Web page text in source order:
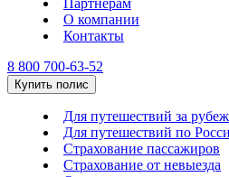
Партнерам
О компании
Контакты
8 800 700-63-52
Купить полис
Для путешествий за рубеж
Для путешествий по
Страхование пассажиров
Страхование от невыезда